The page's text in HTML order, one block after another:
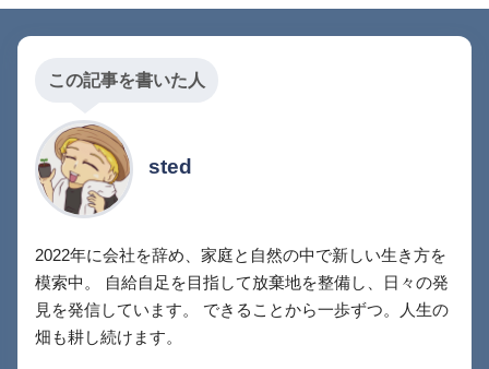
この記事を書いた人
sted
2022年に会社を辞め、家庭と自然の中で新しい生き方を
模索中。 自給自足を目指して放棄地を整備し、日々の発
見を発信しています。 できることから一歩ずつ。人生の
畑も耕し続けます。